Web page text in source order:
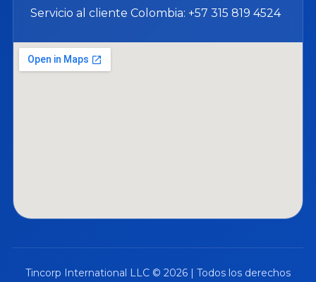
Servicio al cliente Colombia: +57 315 819 4524
Tincorp International LLC © 2026 | Todos los derechos